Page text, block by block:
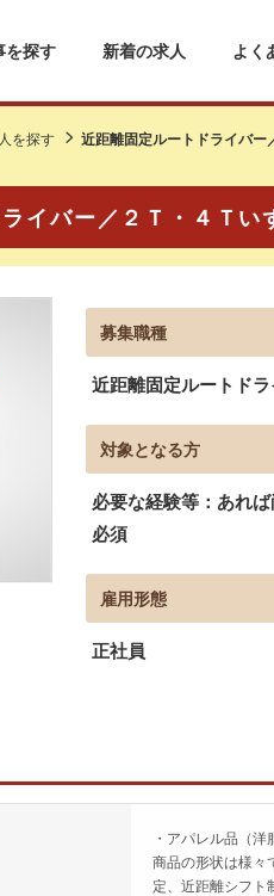
を探す 新着の求人 よく
を探す 近距離固定ルートドライバー
イバー／２Ｔ・４Ｔ
募集職種
近距離固定ルートド
対象となる方
必要な経験等：あれ
必須
雇用形態
正社員
・アパレル品（
商品の形状は様々
定、近距離シフト